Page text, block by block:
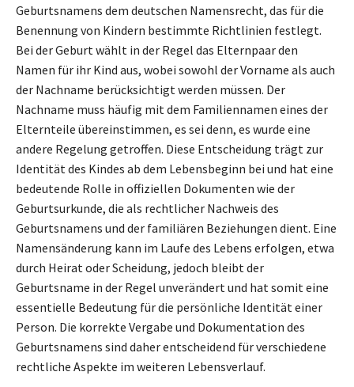
Geburtsnamens dem deutschen Namensrecht, das für die
Benennung von Kindern bestimmte Richtlinien festlegt.
Bei der Geburt wählt in der Regel das Elternpaar den
Namen für ihr Kind aus, wobei sowohl der Vorname als auch
der Nachname berücksichtigt werden müssen. Der
Nachname muss häufig mit dem Familiennamen eines der
Elternteile übereinstimmen, es sei denn, es wurde eine
andere Regelung getroffen. Diese Entscheidung trägt zur
Identität des Kindes ab dem Lebensbeginn bei und hat eine
bedeutende Rolle in offiziellen Dokumenten wie der
Geburtsurkunde, die als rechtlicher Nachweis des
Geburtsnamens und der familiären Beziehungen dient. Eine
Namensänderung kann im Laufe des Lebens erfolgen, etwa
durch Heirat oder Scheidung, jedoch bleibt der
Geburtsname in der Regel unverändert und hat somit eine
essentielle Bedeutung für die persönliche Identität einer
Person. Die korrekte Vergabe und Dokumentation des
Geburtsnamens sind daher entscheidend für verschiedene
rechtliche Aspekte im weiteren Lebensverlauf.